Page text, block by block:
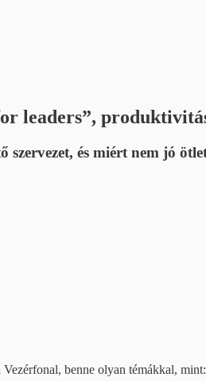
leaders”,
és miért nem jó
benne olyan témákkal, mint: